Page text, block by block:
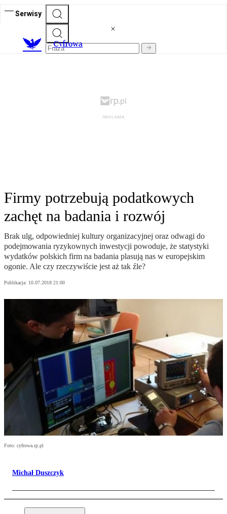
Serwisy
Cyfrowa
Firmy potrzebują podatkowych
zachęt na badania i rozwój
Brak ulg, odpowiedniej kultury organizacyjnej oraz odwagi do
podejmowania ryzykownych inwestycji powoduje, że statystyki
wydatków polskich firm na badania plasują nas w europejskim
ogonie. Ale czy rzeczywiście jest aż tak źle?
Publikacja: 10.07.2018 21:00
Foto: cyfrowa.rp.pl
Michał Duszczyk